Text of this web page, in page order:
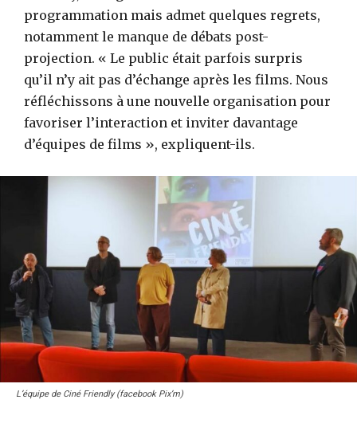
programmation mais admet quelques regrets,
notamment le manque de débats post-
projection. « Le public était parfois surpris
qu’il n’y ait pas d’échange après les films. Nous
réfléchissons à une nouvelle organisation pour
favoriser l’interaction et inviter davantage
d’équipes de films », expliquent-ils.
L’équipe de Ciné Friendly (facebook Pix’m)